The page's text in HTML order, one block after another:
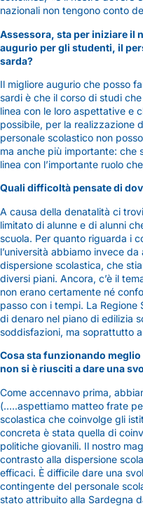
nazionali non tengono conto
Assessora, sta per iniziare il
augurio per gli studenti, il
sarda?
Il migliore augurio che posso
sardi è che il corso di studi
linea con le loro aspettative e
possibile, per la realizzazione
personale scolastico non
ma anche più importante: che
linea con l’importante ruolo
Quali difficoltà pensate di
A causa della denatalità ci
limitato di alunne e di alunni
scuola. Per quanto riguarda i
l’università abbiamo invece
dispersione scolastica, che
diversi piani. Ancora, c’è il
non erano certamente né
passo con i tempi. La
di denaro nel piano di edilizia
soddisfazioni, ma soprattutto
Cosa sta funzionando
non si è riusciti a dare una
Come accennavo prima,
(…..aspettiamo matteo frate
scolastica che coinvolge gli
concreta è stata quella di
politiche giovanili. Il nostro
contrasto alla dispersione
efficaci. È difficile dare una
contingente del personale
stato attribuito alla Sardegna